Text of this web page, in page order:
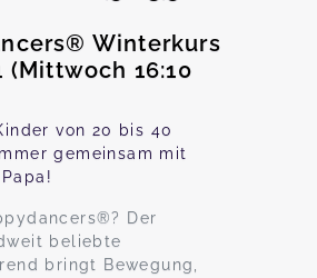
Winterkurs
(Mittwoch 16:10
von 20 bis 40
gemeinsam mit
Der
beliebte
bringt Bewegung,